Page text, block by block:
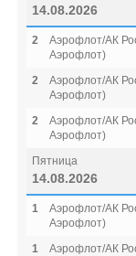
14.08.2026
2
Аэрофлот/АК
Аэрофлот)
2
Аэрофлот/АК
Аэрофлот)
2
Аэрофлот/АК
Аэрофлот)
Пятница
14.08.2026
1
Аэрофлот/АК
Аэрофлот)
1
Аэрофлот/АК